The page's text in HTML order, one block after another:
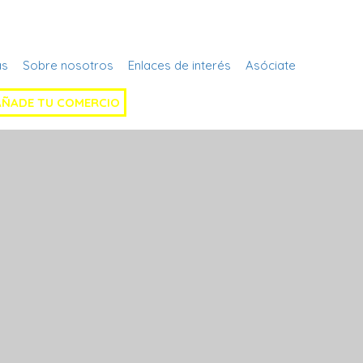
Sobre nosotros Enlaces de interés Asóciate
TU COMERCIO